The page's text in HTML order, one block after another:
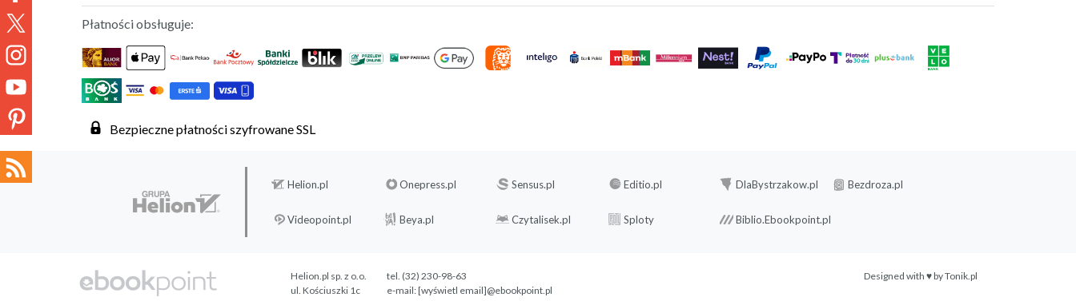
Płatności obsługuje:
Bezpieczne płatności szyfrowane SSL
Helion.pl Onepress.pl Sensus.pl Editio.pl DlaBystrzakow.pl Bezdroza.pl
Videopoint.pl Beya.pl Czytalisek.pl Sploty Biblio.Ebookpoint.pl
Designed with ♥ byTonik.pl
Helion.pl sp. z o.o.
ul. Kościuszki 1c
tel. (32) 230-98-63
e-mail:[wyświetl email]@ebookpoint.pl